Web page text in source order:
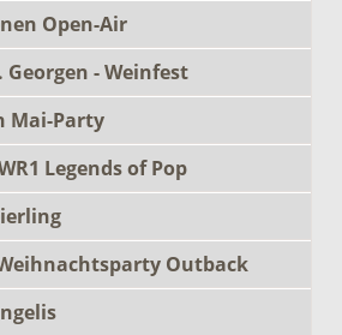
Open-Air
Georgen - Weinfest
Mai-Party
Legends of Pop
Outback